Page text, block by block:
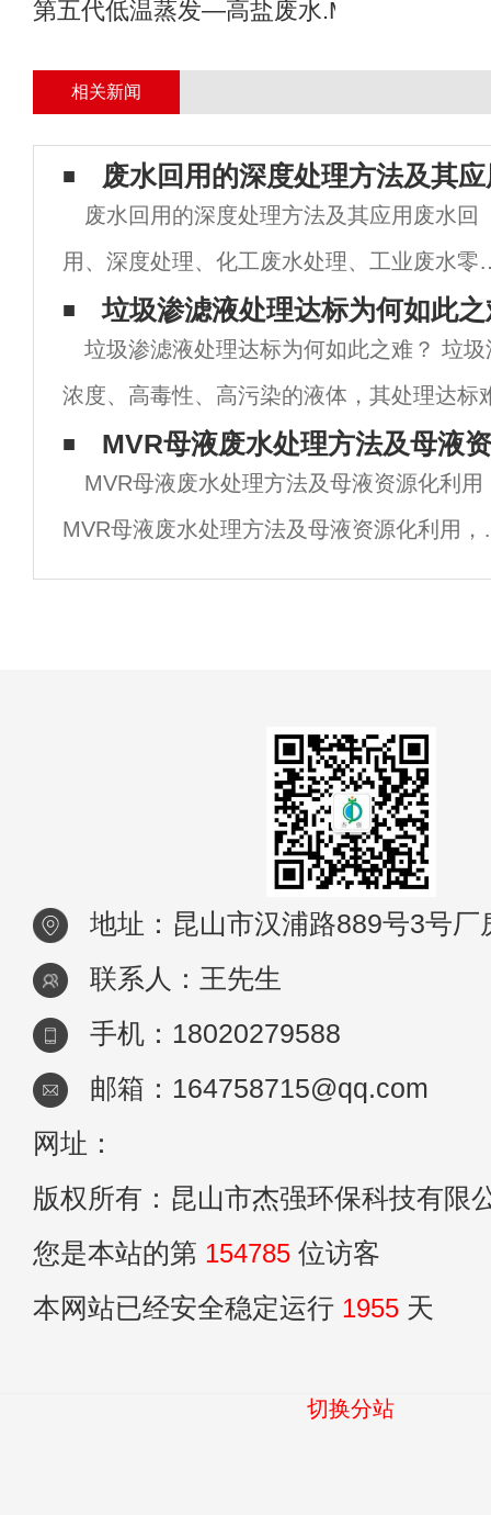
第五代低温蒸发—高盐废水.MVR母液专业
相关新闻
废水回用的深度处理方法及其
废水回用的深度处理方法及其应用废水回
用、深度处理、化工废水处理、工业废水零
放设备、电镀废水处理、含镍废水处理、废
回用处理、活性炭吸附法、膜分离法、高级
化法、臭氧法等的这些。将废水回收利用，
相信
垃圾渗滤液处理达标为何如此
垃圾渗滤液处理达标为何如此之难？ 垃
浓度、高毒性、高污染的液体，其处理达标
如下： 1. 垃圾渗滤液中含有大量的有机物
等有害物质，需要进行
MVR母液废水处理方法及母液
MVR母液废水处理方法及母液资源化利用
MVR母液废水处理方法及母液资源化利用，
目前蒸发行业经常碰到的问题，尤其是MVR
地址：昆山市汉浦路889号3号厂
联系人：王先生
手机：18020279588
邮箱：164758715@qq.com
网址：
版权所有：昆山市杰强环保科技有限
您是本站的第 154785 位访客
本网站已经安全稳定运行 1955 天
切换分站